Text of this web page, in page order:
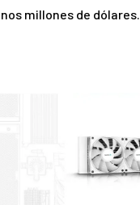
millones de dólares.